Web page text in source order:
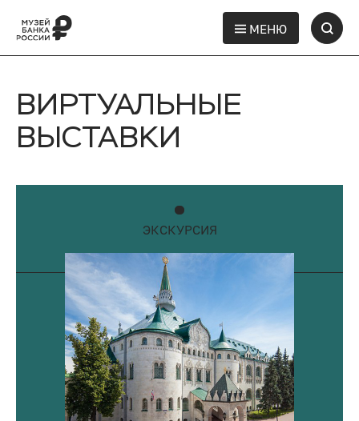
МЕНЮ
ВИРТУАЛЬНЫЕ
ВЫСТАВКИ
ЭКСКУРСИЯ